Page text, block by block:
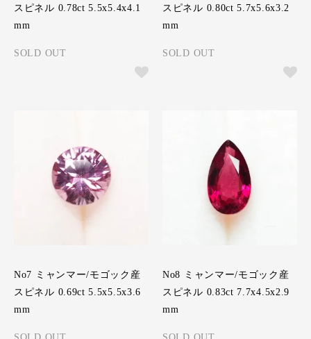
スピネル 0.78ct 5.5x5.4x4.1
mm
SOLD OUT
スピネル 0.80ct 5.7x5.6x3.2
mm
SOLD OUT
No7 ミャンマー/モゴック産
スピネル 0.69ct 5.5x5.5x3.6
mm
No8 ミャンマー/モゴック産
スピネル 0.83ct 7.7x4.5x2.9
mm